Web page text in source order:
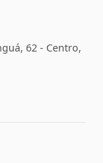
62 - Centro,